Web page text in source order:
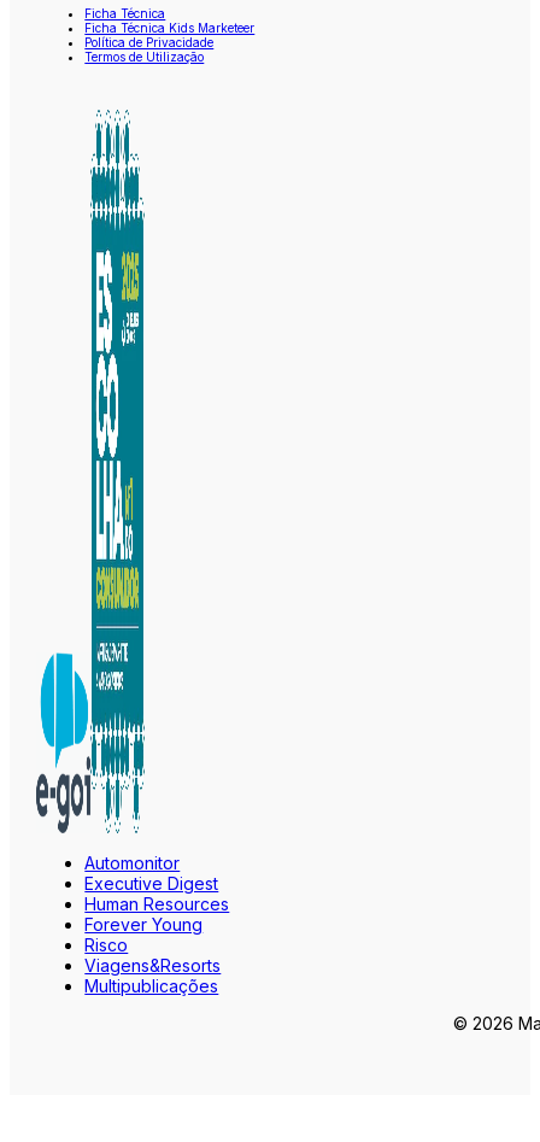
Ficha Técnica
Ficha Técnica Kids Marketeer
Política de Privacidade
Termos de Utilização
Automonitor
Executive Digest
Human Resources
Forever Young
Risco
Viagens&Resorts
Multipublicações
© 2026